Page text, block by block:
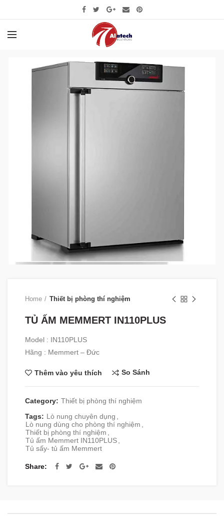
Home Thiết bị phòng thí nghiệm
TỦ ẤM MEMMERT IN110PLUS
Model : IN110PLUS
Hãng : Memmert – Đức
Thêm vào yêu thích So Sánh
Category: Thiết bị phòng thí nghiệm
Tags: Lò nung chuyên dụng ,
Lò nung dùng cho phòng thí nghiệm ,
Thiết bị phòng thí nghiệm ,
Tủ ấm Memmert IN110PLUS,
Tủ sấy- tủ ấm Memmert
Share